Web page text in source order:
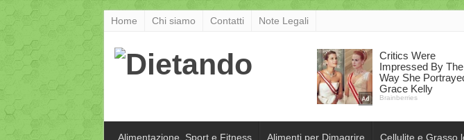
Home Chi siamo Contatti Note Legali
Alimentazione, Sport e Fitness Alimenti per Dimagrire Cellulite e Grasso